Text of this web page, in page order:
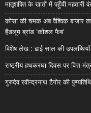
मातृशक्ति के खातों में पहुँची महतारी
कोसा की चमक अब वैश्विक बाजार
हैंडलूम ब्रांड ‘कोशल फैब’
विशेष लेख : ढाई साल की
राष्ट्रीय हथकरघा दिवस पर वित्त
गुरुदेव रवीन्द्रनाथ टैगोर की